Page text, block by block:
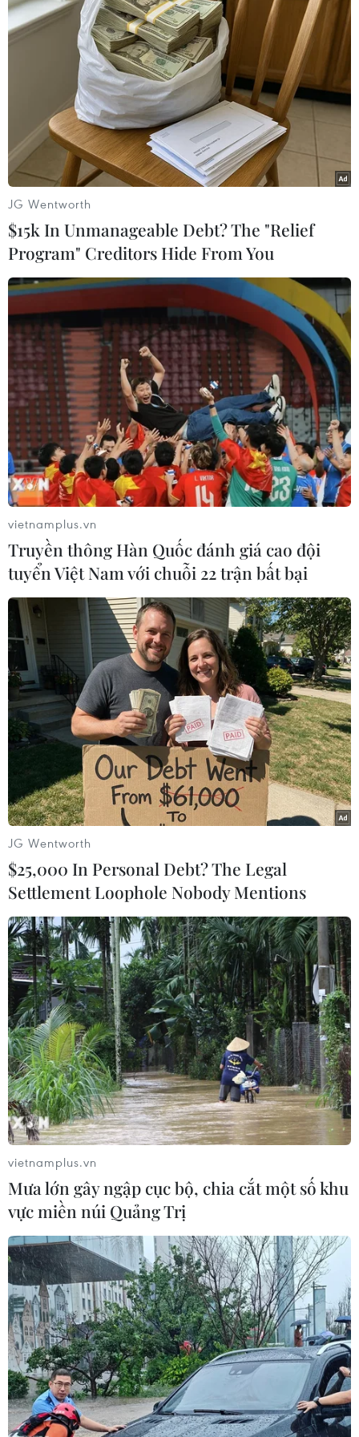
(Ảnh: Ngô Trần Hải An/Vietnam+)
Khung cảnh vắng vẻ tại Thành phố Hồ Chí Minh trong thời gian
thực hiện Chỉ thị 16. (Ảnh: Ngô Trần Hải An/Vietnam+)
(Ảnh: Ngô Trần Hải An/Vietnam+)
(Vietnam+)
#Chỉ thị 16 #Giãn cách xã hội
#Nhà thờ Đức Bà
#Không ra đường
#Chỉ thị 5K Tp. Hồ Chí Minh
Theo dõi VietnamPlus
TIN CÙNG CHUYÊN MỤC
Điểm chuẩn Đại học Kinh tế quốc
dân cao nhất lên đến trên 9,6 điểm
mỗi môn
09/08/2026 06:40
Các trường đại học bắt đầu công bố
điểm chuẩn xét tuyển năm 2026
09/08/2026 06:25
JG Wentworth
$15k In Unmanageable Debt? The "Relief
Program" Creditors Hide From You
vietnamplus.vn
Truyền thông Hàn Quốc đánh giá cao đội
tuyển Việt Nam với chuỗi 22 trận bất bại
JG Wentworth
$25,000 In Personal Debt? The Legal
Settlement Loophole Nobody Mentions
vietnamplus.vn
Mưa lớn gây ngập cục bộ, chia cắt một số khu
vực miền núi Quảng Trị